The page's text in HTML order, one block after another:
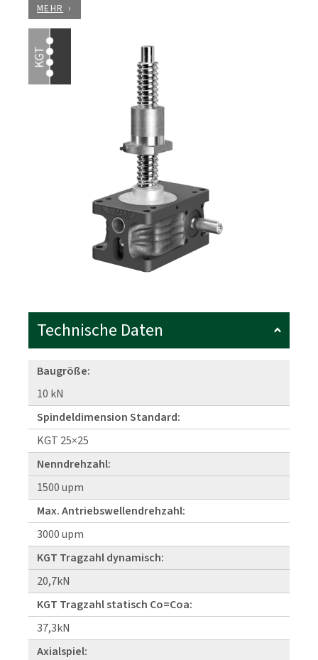
MEHR
Technische Daten
Baugröße:
10 kN
Spindeldimension Standard:
KGT 25×25
Nenndrehzahl:
1500 upm
Max. Antriebswellendrehzahl:
3000 upm
KGT Tragzahl dynamisch:
20,7kN
KGT Tragzahl statisch Co=Coa:
37,3kN
Axialspiel: